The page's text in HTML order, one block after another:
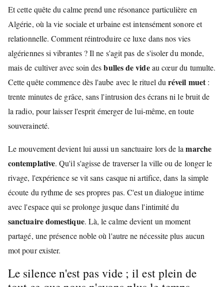
Et cette quête du calme prend une résonance particulière en
Algérie, où la vie sociale et urbaine est intensément sonore et
relationnelle. Comment réintroduire ce luxe dans nos vies
algériennes si vibrantes ? Il ne s'agit pas de s'isoler du monde,
mais de cultiver avec soin desbulles de videau cœur du tumulte.
Cette quête commence dès l'aube avec le rituel duréveil muet:
trente minutes de grâce, sans l'intrusion des écrans ni le bruit de
la radio, pour laisser l'esprit émerger de lui-même, en toute
souveraineté.
Le mouvement devient lui aussi un sanctuaire lors de lamarche
contemplative. Qu'il s'agisse de traverser la ville ou de longer le
rivage, l'expérience se vit sans casque ni artifice, dans la simple
écoute du rythme de ses propres pas. C'est un dialogue intime
avec l'espace qui se prolonge jusque dans l'intimité du
sanctuaire domestique. Là, le calme devient un moment
partagé, une présence noble où l'autre ne nécessite plus aucun
mot pour exister.
Le silence n'est pas vide ; il est plein de